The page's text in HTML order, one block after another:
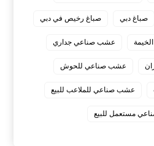
صباغ دبي صباغ رخيص في دبي
عشب صناعي جداري
عشب صناعي للحوش
عشب صناعي للملاعب للبيع
مستعمل للبيع